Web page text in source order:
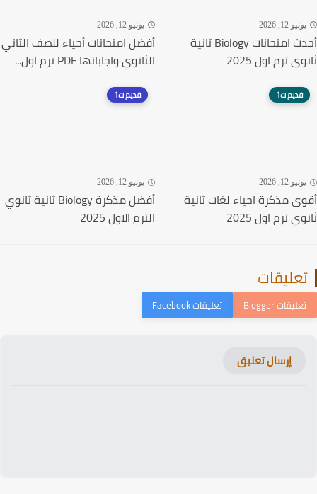
12, 2026
أحدث امتحانات Biology ثانية
ترم اول 2025
يونيو 12, 2026
أفضل امتحانات أحياء للصف الثاني
الثانوي واجاباتها PDF ترم اول...
قديم ت1
12, 2026
مذكرة احياء لغات ثانية
ترم اول 2025
قديم ت1
يونيو 12, 2026
أفضل مذكرة Biology ثانية ثانوي
الترم الاول 2025
إرسال تعليق